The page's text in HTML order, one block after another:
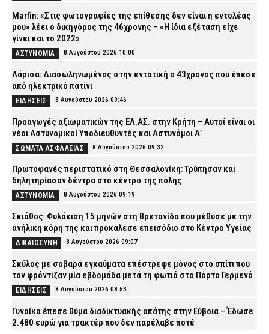
Marfin: «Στις φωτογραφίες της επίθεσης δεν είναι η εντολέας
μου» λέει ο δικηγόρος της 46χρονης – «Η ίδια εξέταση είχε
γίνει και το 2022»
ΑΣΤΥΝΟΜΙΑ 8 Αυγούστου 2026 10:00
Λάρισα: Διασωληνωμένος στην εντατική ο 43χρονος που έπεσε
από ηλεκτρικό πατίνι
ΕΙΔΗΣΕΙΣ 8 Αυγούστου 2026 09:46
Προαγωγές αξιωματικών της ΕΛ.ΑΣ. στην Κρήτη – Αυτοί είναι οι
νέοι Αστυνομικοί Υποδιευθυντές και Αστυνόμοι Α’
ΣΩΜΑΤΑ ΑΣΦΑΛΕΙΑΣ 8 Αυγούστου 2026 09:32
Πρωτοφανές περιστατικό στη Θεσσαλονίκη: Τρύπησαν και
δηλητηρίασαν δέντρα στο κέντρο της πόλης
ΑΣΤΥΝΟΜΙΑ 8 Αυγούστου 2026 09:19
Σκιάθος: Φυλάκιση 15 μηνών στη Βρετανίδα που μέθυσε με την
ανήλικη κόρη της και προκάλεσε επεισόδιο στο Κέντρο Υγείας
ΔΙΚΑΙΟΣΥΝΗ 8 Αυγούστου 2026 09:07
Σκύλος με σοβαρά εγκαύματα επέστρεψε μόνος στο σπίτι που
τον φρόντιζαν μία εβδομάδα μετά τη φωτιά στο Πόρτο Γερμενό
ΕΙΔΗΣΕΙΣ 8 Αυγούστου 2026 08:53
Γυναίκα έπεσε θύμα διαδικτυακής απάτης στην Εύβοια – Έδωσε
2.480 ευρώ για τρακτέρ που δεν παρέλαβε ποτέ